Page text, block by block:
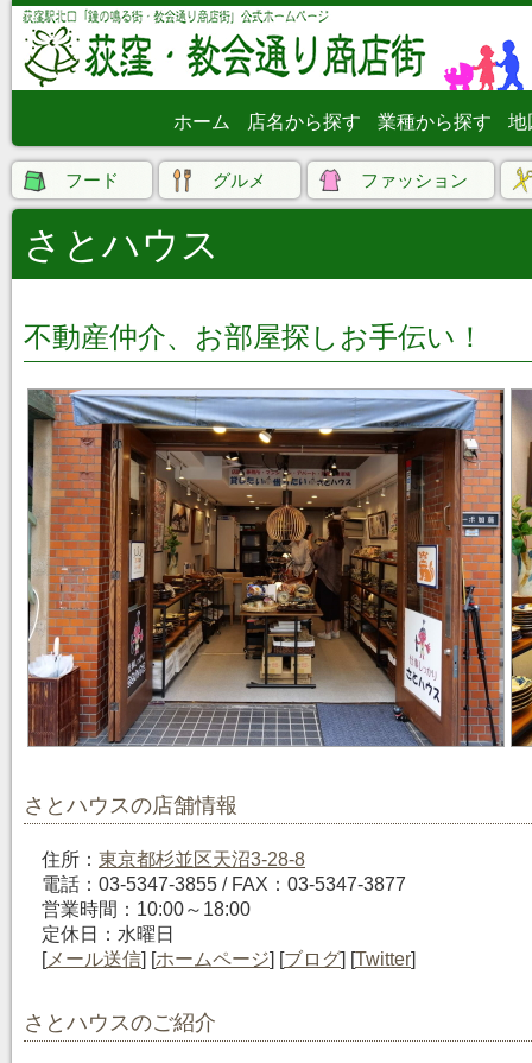
ホーム 店名から探す 業種から探す 地
フード グルメ ファッション
さとハウス
不動産仲介、お部屋探しお手伝い！
さとハウスの店舗情報
住所： 東京都杉並区天沼3-28-8
電話：03-5347-3855 / FAX：03-5347-3877
営業時間：10:00～18:00
定休日：水曜日
[メール送信] [ホームページ] [ブログ] [Twitter]
さとハウスのご紹介